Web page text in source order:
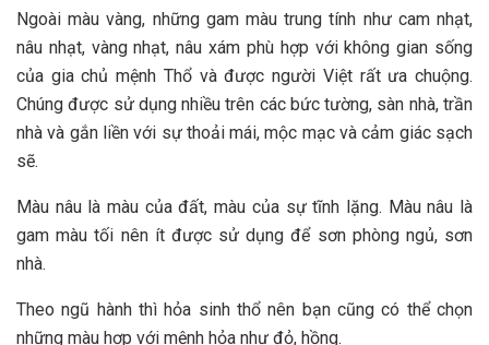
Ngoài màu vàng, những gam màu trung tính như cam nhạt,
nâu nhạt, vàng nhạt, nâu xám phù hợp với không gian sống
của gia chủ mệnh Thổ và được người Việt rất ưa chuộng.
Chúng được sử dụng nhiều trên các bức tường, sàn nhà, trần
nhà và gắn liền với sự thoải mái, mộc mạc và cảm giác sạch
sẽ.
Màu nâu là màu của đất, màu của sự tĩnh lặng. Màu nâu là
gam màu tối nên ít được sử dụng để sơn phòng ngủ, sơn
nhà.
Theo ngũ hành thì hỏa sinh thổ nên bạn cũng có thể chọn
những màu hợp với mệnh hỏa như đỏ, hồng.